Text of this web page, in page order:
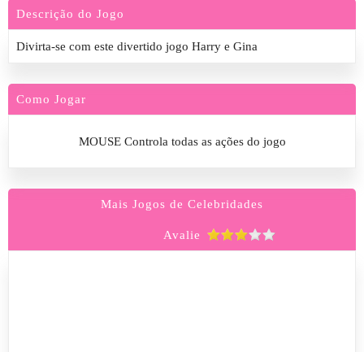
Descrição do Jogo
Divirta-se com este divertido jogo Harry e Gina
Como Jogar
MOUSE Controla todas as ações do jogo
Mais Jogos de Celebridades
Avalie